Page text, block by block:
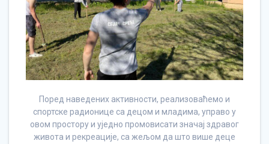
Поред наведених активности, реализоваћемо и
спортске радионице са децом и младима, управо у
овом простору и уједно промовисати значај здравог
живота и рекреације, са жељом да што више деце